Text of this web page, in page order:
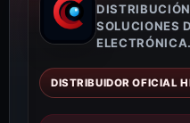
SOLUCIONES
ELECTRÓNICA.
DISTRIBUIDOR OFICIAL